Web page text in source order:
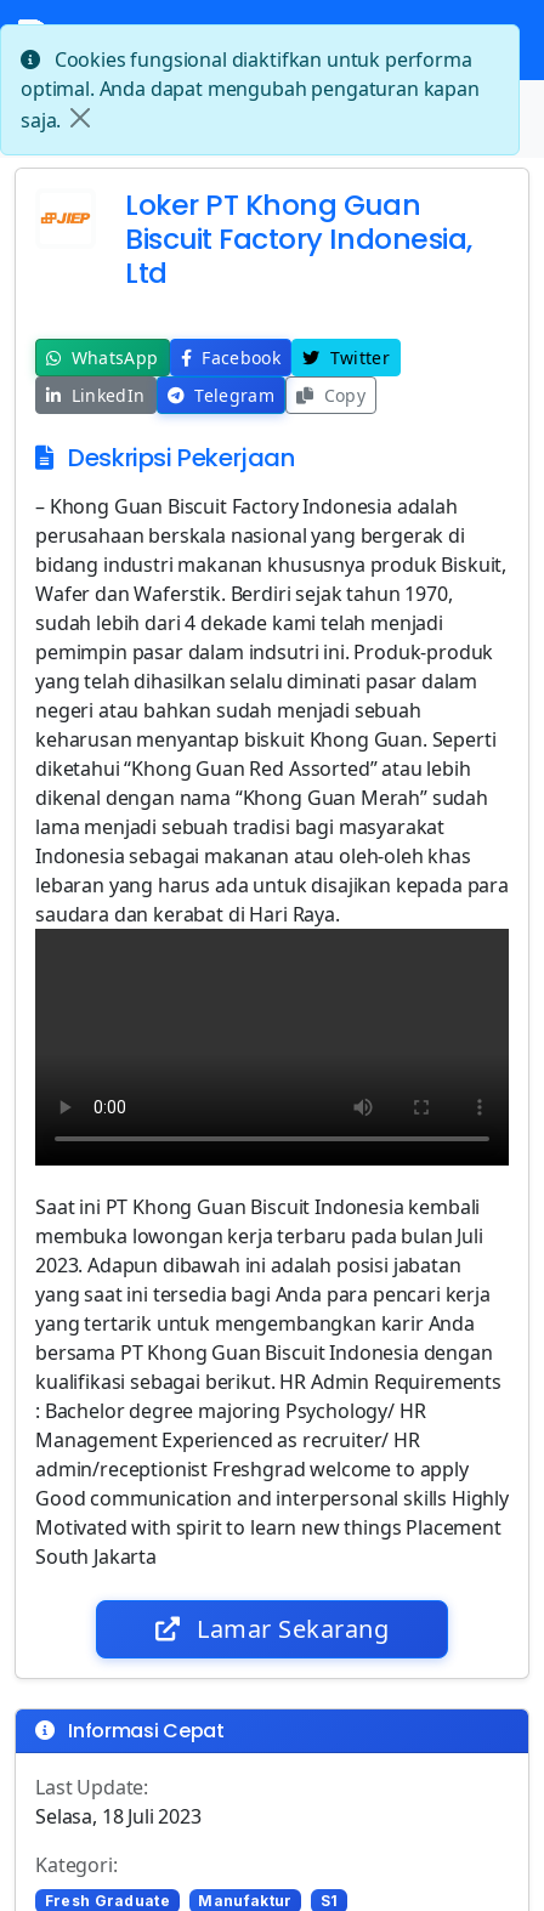
Beranda
Loker PT Khong Guan Biscuit Factory Indonesia, Ltd
Loker PT Khong Guan
Biscuit Factory Indonesia,
Ltd
WhatsApp Facebook
Twitter
LinkedIn
Telegram Copy
Deskripsi Pekerjaan
– Khong Guan Biscuit Factory Indonesia adalah
perusahaan berskala nasional yang bergerak di
bidang industri makanan khususnya produk Biskuit,
Wafer dan Waferstik. Berdiri sejak tahun 1970,
sudah lebih dari 4 dekade kami telah menjadi
pemimpin pasar dalam indsutri ini. Produk-produk
yang telah dihasilkan selalu diminati pasar dalam
negeri atau bahkan sudah menjadi sebuah
keharusan menyantap biskuit Khong Guan. Seperti
diketahui “Khong Guan Red Assorted” atau lebih
dikenal dengan nama “Khong Guan Merah” sudah
lama menjadi sebuah tradisi bagi masyarakat
Indonesia sebagai makanan atau oleh-oleh khas
lebaran yang harus ada untuk disajikan kepada para
saudara dan kerabat di Hari Raya.
Saat ini PT Khong Guan Biscuit Indonesia kembali
membuka lowongan kerja terbaru pada bulan Juli
2023. Adapun dibawah ini adalah posisi jabatan
yang saat ini tersedia bagi Anda para pencari kerja
yang tertarik untuk mengembangkan karir Anda
bersama PT Khong Guan Biscuit Indonesia dengan
kualifikasi sebagai berikut. HR Admin Requirements
: Bachelor degree majoring Psychology/ HR
Management Experienced as recruiter/ HR
admin/receptionist Freshgrad welcome to apply
Good communication and interpersonal skills Highly
Motivated with spirit to learn new things Placement
South Jakarta
Lamar Sekarang
Informasi Cepat
Last Update:
Selasa, 18 Juli 2023
Kategori:
Fresh Graduate Manufaktur
S1
Cookies fungsional diaktifkan untuk performa
optimal. Anda dapat mengubah pengaturan kapan
saja.